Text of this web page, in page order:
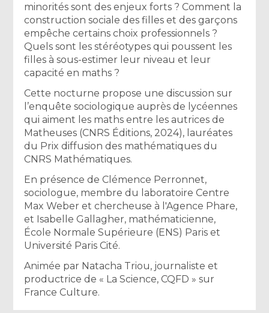
minorités sont des enjeux forts ? Comment la
construction sociale des filles et des garçons
empêche certains choix professionnels ?
Quels sont les stéréotypes qui poussent les
filles à sous-estimer leur niveau et leur
capacité en maths ?
Cette nocturne propose une discussion sur
l’enquête sociologique auprès de lycéennes
qui aiment les maths entre les autrices de
Matheuses (CNRS Éditions, 2024), lauréates
du Prix diffusion des mathématiques du
CNRS Mathématiques.
En présence de Clémence Perronnet,
sociologue, membre du laboratoire Centre
Max Weber et chercheuse à l'Agence Phare,
et Isabelle Gallagher, mathématicienne,
École Normale Supérieure (ENS) Paris et
Université Paris Cité.
Animée par Natacha Triou, journaliste et
productrice de « La Science, CQFD » sur
France Culture.